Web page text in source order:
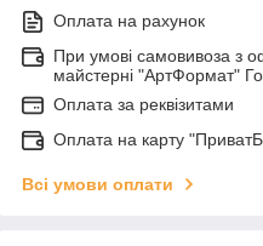
Оплата на рахунок
При умові самовивоза з
майстерні "АртФормат"
Оплата за реквізитами
Оплата на карту
Всі умови оплати